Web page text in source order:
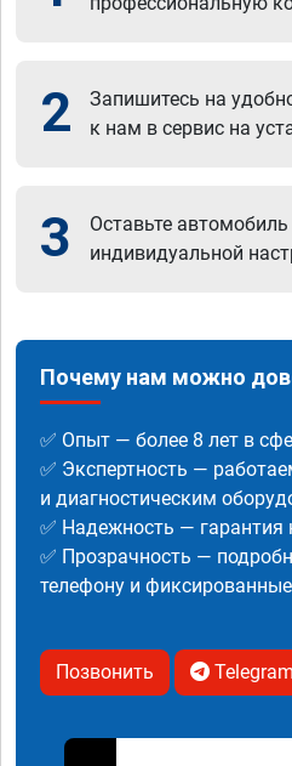
2
Запишитесь на
к нам в сервис на
3
Оставьте
индивидуальной
Почему нам можно
✅ Опыт — более 8 лет в
✅ Экспертность —
и диагностическим
✅ Надежность — гарантия
✅ Прозрачность —
телефону и
Позвонить Telegram